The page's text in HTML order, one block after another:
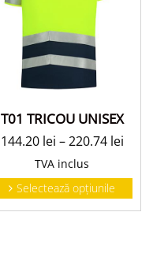
T01 TRICOU UNISEX
144.20 lei –220.74 lei
TVA inclus
Selectează opțiunile